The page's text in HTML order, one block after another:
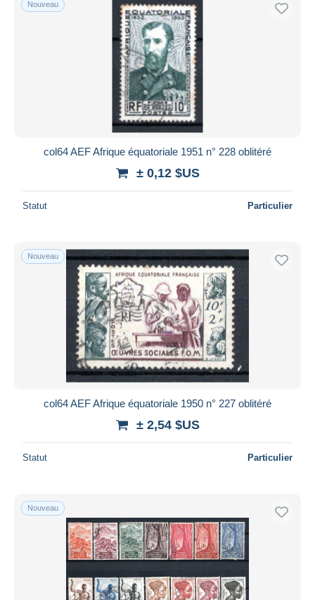
Uniquement en réduction
Livraison gratuite
Méthodes de paiement
Virement bancaire
Mastercard
Bancontact
Tout désélectionner
Monde entier
Appliquer
Nouveau
col64 AEF Afrique équatoriale 1951 n° 228 oblitéré
± 0,12 $US
Statut Particulier
Nouveau
col64 AEF Afrique équatoriale 1950 n° 227 oblitéré
± 2,54 $US
Statut Particulier
Nouveau